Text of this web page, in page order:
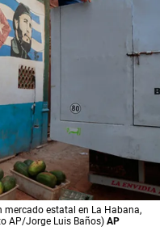
estatal en La Habana,
AP/Jorge Luis Baños) AP